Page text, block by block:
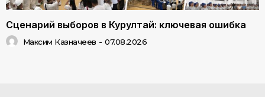
Сценарий выборов в Курултай: ключевая ошибка
Максим Казначеев - 07.08.2026